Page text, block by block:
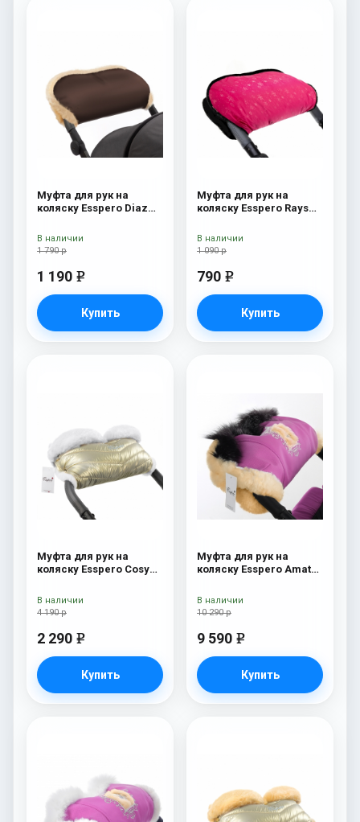
Муфта для рук на
коляску Esspero Diaz
Chocolat
1 790 р
1 190 e
Купить
В наличии
Муфта для рук на
коляску Esspero Rays
1 090 р
790 e
Купить
В наличии
Муфта для рук на
коляску Esspero Cosy
4 190 р
2 290 e
Купить
В наличии
Муфта для рук на
коляску Esspero Amato
10 290 р
9 590 e
Купить
В наличии